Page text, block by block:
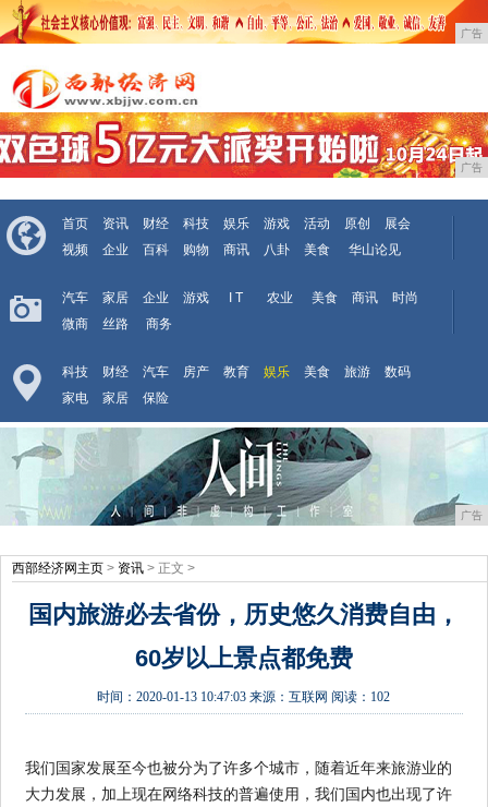
广告
广告
首页 资讯 财经 科技 娱乐 游戏 活动 原创
展会
视频
企业 百科 购物 商讯 八卦 美食 华山论见
汽车 家居 企业 游戏 I T 农业 美食 商讯
时尚
微商
丝路 商务
科技 财经 汽车 房产 教育 娱乐 美食 旅游
数码
家电
家居 保险
广告
西部经济网主页 > 资讯 > 正文 >
国内旅游必去省份，历史悠久消费自由，
60岁以上景点都免费
时间：2020-01-13 10:47:03 来源：互联网 阅读：102
我们国家发展至今也被分为了许多个城市，随着近年来旅游业的
大力发展，加上现在网络科技的普遍使用，我们国内也出现了许